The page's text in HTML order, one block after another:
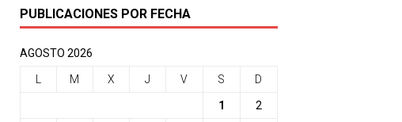
PUBLICACIONES POR FECHA
AGOSTO 2026
M X J V S D
1 2